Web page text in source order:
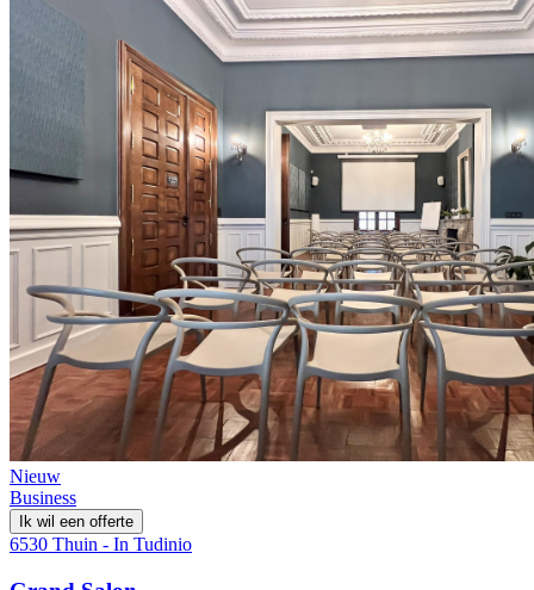
Nieuw
Business
Ik wil een offerte
6530 Thuin - In Tudinio